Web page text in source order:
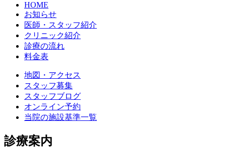
HOME
お知らせ
医師・スタッフ紹介
クリニック紹介
診療の流れ
料金表
地図・アクセス
スタッフ募集
スタッフブログ
オンライン予約
当院の施設基準一覧
診療案内